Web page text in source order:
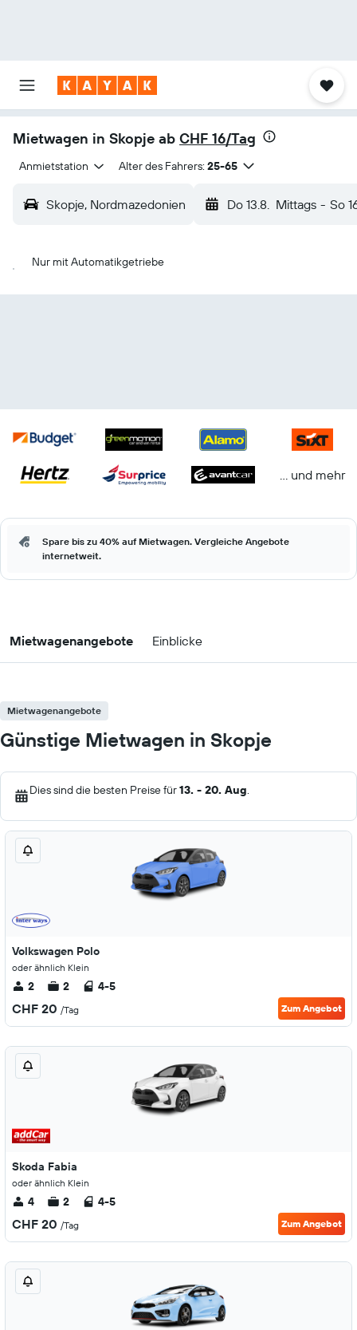
Mietwagen in Skopje ab CHF 16/Tag
Anmietstation Alter des Fahrers: 25-65
Skopje, Nordmazedonien Do 13.8. Mittags - So
Nur mit Automatikgetriebe
… und mehr
Spare bis zu 40% auf Mietwagen. Vergleiche Angebote
internetweit.
Mietwagenangebote Einblicke
Mietwagenangebote
Günstige Mietwagen in Skopje
Dies sind die besten Preise für13. - 20. Aug.
Volkswagen Polo
oder ähnlich Klein
2 2 4-5
CHF 20 /Tag Zum Angebot
Skoda Fabia
oder ähnlich Klein
4 2 4-5
CHF 20 /Tag Zum Angebot